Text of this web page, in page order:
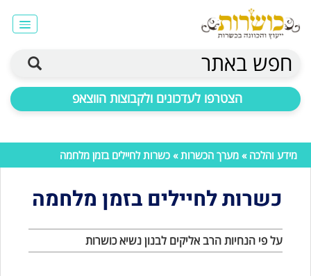
חפש באתר
הצטרפו לעדכונים ולקבוצות הווצאפ
מידע והלכה » מערך הכשרות» כשרות לחיילים בזמן מלחמה
כשרות לחיילים בזמן מלחמה
על פי הנחיות הרב אליקים לבנון נשיא כושרות